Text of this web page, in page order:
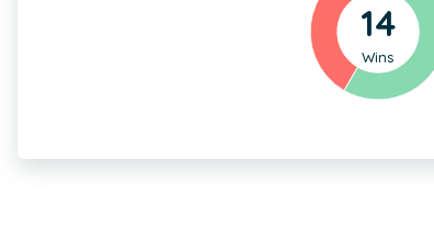
14
Wins